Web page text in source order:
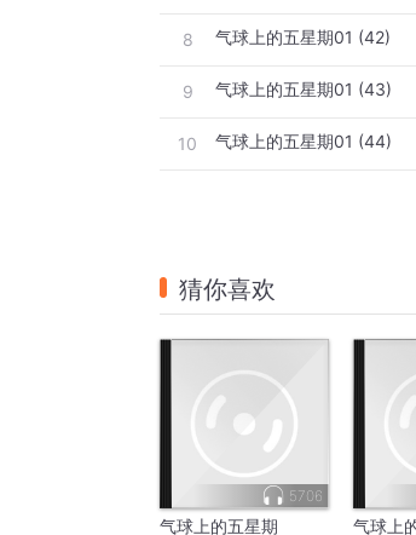
8 气球上的五星期01 (42)
9 气球上的五星期01 (43)
10 气球上的五星期01 (44)
猜你喜欢
5706
气球上的五星期
气球上